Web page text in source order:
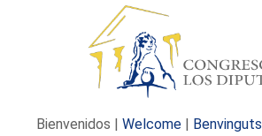
Bienvenidos | Welcome | Benvinguts